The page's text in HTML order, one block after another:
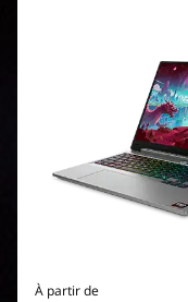
À partir de